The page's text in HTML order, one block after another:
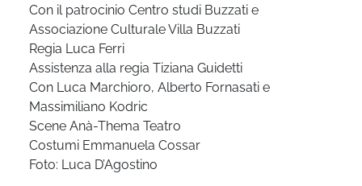
Con il patrocinio Centro studi Buzzati e
Associazione Culturale Villa Buzzati
Regia Luca Ferri
Assistenza alla regia Tiziana Guidetti
Con Luca Marchioro, Alberto Fornasati e
Massimiliano Kodric
Scene Anà-Thema Teatro
Costumi Emmanuela Cossar
Foto: Luca D’Agostino